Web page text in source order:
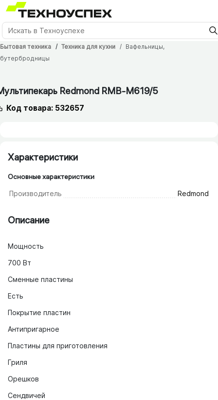
Бытовая техника Техника для кухни
Вафельницы,
бутербродницы
Redmond RMB-M619/​5
Код товара: 532657
Характеристики
Основные характеристики
Производитель Redmond
Описание
Мощность
700 Вт
Сменные пластины
Есть
Покрытие пластин
Антипригарное
Пластины для приготовления
Гриля
Орешков
Сендвичей